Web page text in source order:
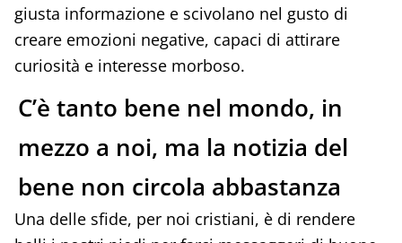
giusta informazione e scivolano nel gusto di
creare emozioni negative, capaci di attirare
curiosità e interesse morboso.
C’è tanto bene nel mondo, in
mezzo a noi, ma la notizia del
bene non circola abbastanza
Una delle sfide, per noi cristiani, è di rendere